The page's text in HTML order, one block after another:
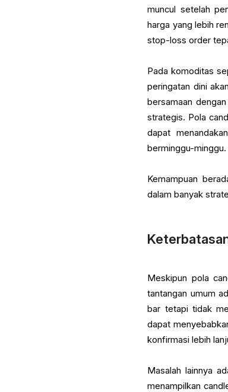
muncul setelah
harga yang lebih
stop-loss order
Pada komoditas
peringatan dini
bersamaan
strategis. Pola
dapat
berminggu-minggu.
Kemampuan
dalam banyak
Meskipun pola
tantangan umum
bar tetapi tidak
dapat
konfirmasi lebih
Masalah lainnya
menampilkan